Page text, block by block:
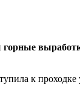
к проходке